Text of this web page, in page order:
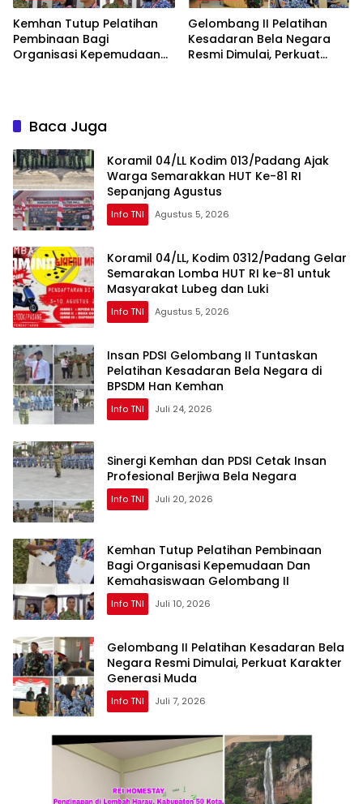
Kemhan Tutup Pelatihan
Pembinaan Bagi
Organisasi Kepemudaan
Gelombang II Pelatihan
Kesadaran Bela Negara
Resmi Dimulai, Perkuat
Baca Juga
Koramil 04/LL Kodim 013/Padang Ajak
Warga Semarakkan HUT Ke-81 RI
Sepanjang Agustus
Info TNI Agustus 5, 2026
Koramil 04/LL, Kodim 0312/Padang Gelar
Semarakan Lomba HUT RI ke-81 untuk
Masyarakat Lubeg dan Luki
Info TNI Agustus 5, 2026
Insan PDSI Gelombang II Tuntaskan
Pelatihan Kesadaran Bela Negara di
BPSDM Han Kemhan
Info TNI Juli 24, 2026
Sinergi Kemhan dan PDSI Cetak Insan
Profesional Berjiwa Bela Negara
Info TNI Juli 20, 2026
Kemhan Tutup Pelatihan Pembinaan
Bagi Organisasi Kepemudaan Dan
Kemahasiswaan Gelombang II
Info TNI Juli 10, 2026
Gelombang II Pelatihan Kesadaran Bela
Negara Resmi Dimulai, Perkuat Karakter
Generasi Muda
Info TNI Juli 7, 2026